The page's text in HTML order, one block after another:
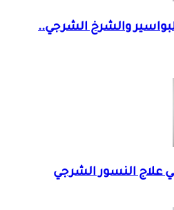
والشرخ الشرجي..